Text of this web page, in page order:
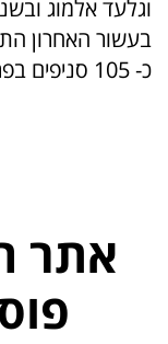
בעשור האחרון
כ- 105 סניפים בפריסה ארצית.
אתר